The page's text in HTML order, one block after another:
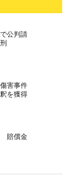
公判請
害事件
を獲得
賠償金